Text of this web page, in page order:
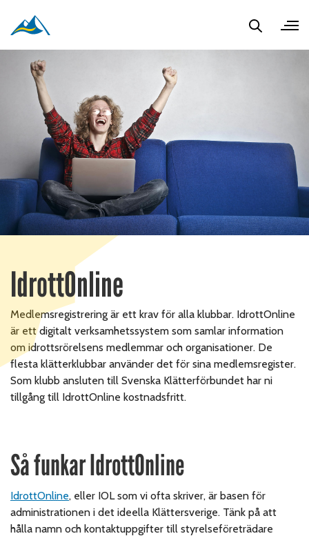
IdrottOnline
Medlemsregistrering är ett krav för alla klubbar. IdrottOnline
är ett digitalt verksamhetssystem som samlar information
om idrottsrörelsens medlemmar och organisationer. De
flesta klätterklubbar använder det för sina medlemsregister.
Som klubb ansluten till Svenska Klätterförbundet har ni
tillgång till IdrottOnline kostnadsfritt.
Så funkar IdrottOnline
IdrottOnline, eller IOL som vi ofta skriver, är basen för
administrationen i det ideella Klättersverige. Tänk på att
hålla namn och kontaktuppgifter till styrelseföreträdare